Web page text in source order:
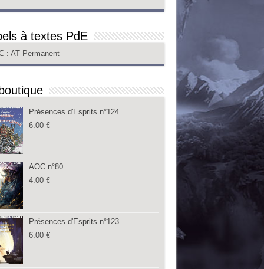
à textes PdE
: AT Permanent
Présences d'Esprits n°124
6.00 €
AOC n°80
4.00 €
Présences d'Esprits n°123
6.00 €